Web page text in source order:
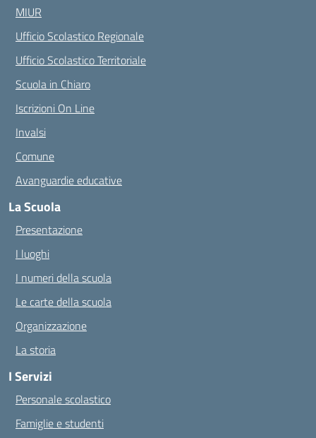
MIUR
Ufficio Scolastico Regionale
Ufficio Scolastico Territoriale
Scuola in Chiaro
Iscrizioni On Line
Invalsi
Comune
Avanguardie educative
La Scuola
Presentazione
I luoghi
I numeri della scuola
Le carte della scuola
Organizzazione
La storia
I Servizi
Personale scolastico
Famiglie e studenti